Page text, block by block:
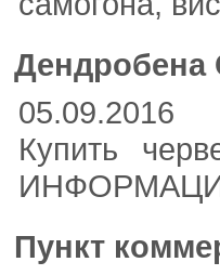
Дендробена
05.09.2016
Купить
Пункт